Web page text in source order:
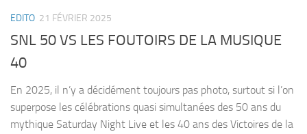
EDITO 21 FÉVRIER 2025
SNL 50 VS LES FOUTOIRS DE LA MUSIQUE
40
En 2025, il n’y a décidément toujours pas photo, surtout si l’on
superpose les célébrations quasi simultanées des 50 ans du
mythique Saturday Night Live et les 40 ans des Victoires de la